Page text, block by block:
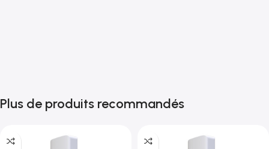
Plus de produits recommandés